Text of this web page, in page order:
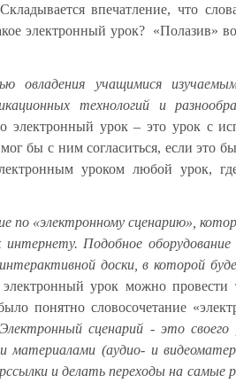
впечатление, что
электронный урок? «Полазив»
овладения учащимися
технологий и
электронный урок – это урок с
бы с ним согласиться, если это
уроком любой урок,
по «электронному сценарию»,
Подобное оборудование
доски, в которой
электронный урок можно провести
понятно словосочетание
Электронный сценарий - это своего
(аудио- и
и делать переходы на самые